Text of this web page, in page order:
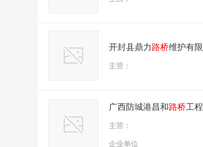
开封县鼎力路桥维护有
主营：
广西防城港昌和路桥工
主营：
企业单位